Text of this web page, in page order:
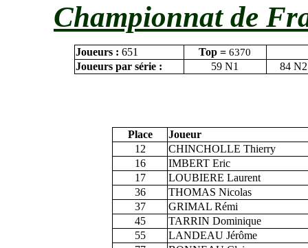
Championnat de
Joueurs : 651 Top = 6370
Joueurs par série : 59 N1 84 N2
Place
Joueur
12
CHINCHOLLE Thierry
16
IMBERT Eric
17
LOUBIERE Laurent
36
THOMAS Nicolas
37
GRIMAL Rémi
45
TARRIN Dominique
55
LANDEAU Jérôme